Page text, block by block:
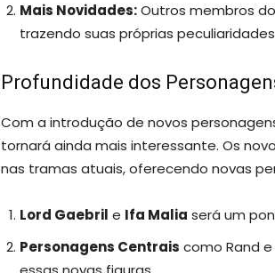
Mais Novidades:Outros membros
trazendo suas próprias
Profundidade dos
Com a introdução de novos
tornará ainda mais interessante. Os
nas tramas atuais, oferecendo novas
Lord Gaebril e Ifa Malia será um
Personagens Centrais como Rand